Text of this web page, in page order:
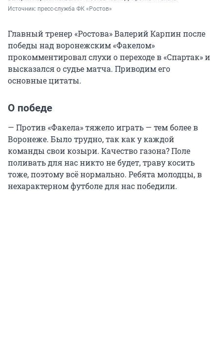
Источник: пресс-служба ФК «Ростов»
Главный тренер «Ростова» Валерий Карпин после
победы над воронежским «Факелом»
прокомментировал слухи о переходе в «Спартак» и
высказался о судье матча. Приводим его
основные цитаты.
О победе
— Против «Факела» тяжело играть — тем более в
Воронеже. Было трудно, так как у каждой
команды свои козыри. Качество газона? Поле
поливать для нас никто не будет, траву косить
тоже, поэтому всё нормально. Ребята молодцы, в
нехарактерном футболе для нас победили.